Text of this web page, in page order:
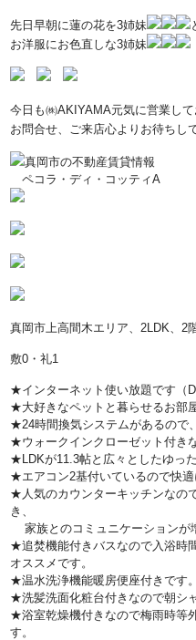
先日早朝に蓮の花を3姉妹
お洋服にお色直しな3姉妹
今日も㈱AKIYAMA元気に営業し
お問合せ、ご来店心よりお待ちし
真岡市の不動産賃貸情報
ペコラ・ディ・コッティA
真岡市上高間木エリア、2LDK、2
敷0・礼1
★インターネット使い放題です（
★大好きなペットと暮らせるお部
★24時間換気システムがあるので
★ウォークインクローゼット付き
★LDKが11.3帖と広々としたゆっ
★エアコン2基付いているので快適
★人気のカウンターキッチンなの
き、
家族とのコミュニケーションが
★追焚機能付きバスなので入浴時
オススメです。
★温水洗浄機能暖房便座付きです。
★洗髪洗面化粧台付きなので朝シ
★浴室乾燥機付きなので梅雨時等
す。